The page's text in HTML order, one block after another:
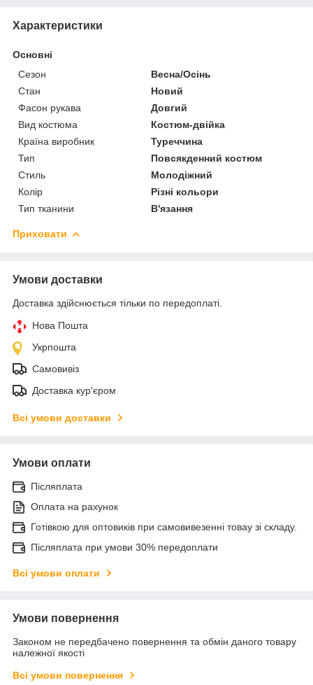
Характеристики
Основні
Сезон
Весна/Осінь
Стан
Новий
Фасон рукава
Довгий
Вид костюма
Костюм-двійка
Країна виробник
Туреччина
Тип
Повсякденний костюм
Стиль
Молодіжний
Колір
Різні кольори
Тип тканини
В'язання
Приховати
Умови доставки
Доставка здійснюється тільки по передоплаті.
Нова Пошта
Укрпошта
Самовивіз
Доставка кур'єром
Всі умови доставки
Умови оплати
Післяплата
Оплата на рахунок
Готівкою для оптовиків при самовивезенні товау зі складу.
Післяплата при умови 30% передоплати
Всі умови оплати
Умови повернення
Законом не передбачено повернення та обмін даного товару
належної якості
Всі умови повернення